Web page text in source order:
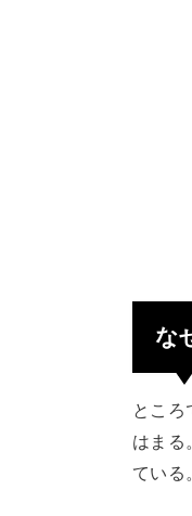
な
ところ
はまる
ている